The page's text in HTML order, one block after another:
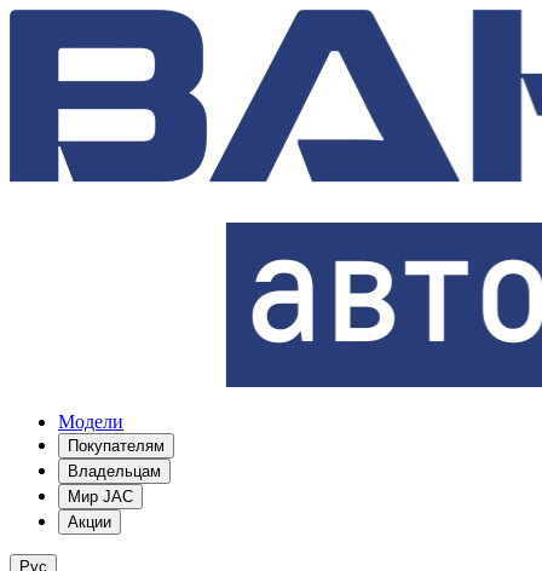
Модели
Покупателям
Владельцам
Мир JAC
Акции
Рус